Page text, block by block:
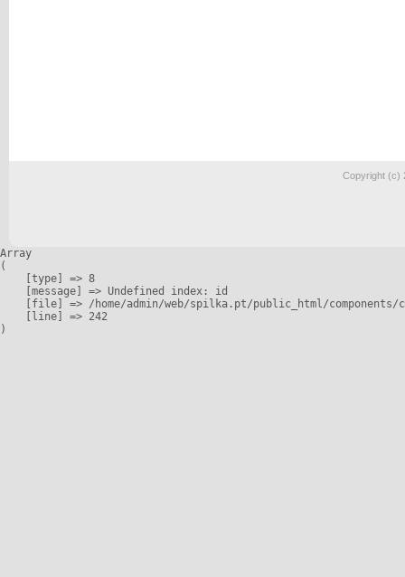
Copyright (c)
Array
(
    [type] => 8
    [message] => Undefined index: id
[file] => /home/admin/web/spilka.pt/public_html/
    [line] => 242